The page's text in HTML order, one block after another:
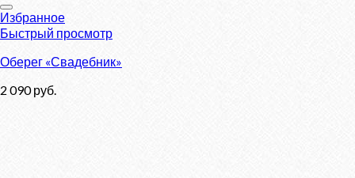
Избранное
Быстрый просмотр
Оберег «Свадебник»
2 090руб.